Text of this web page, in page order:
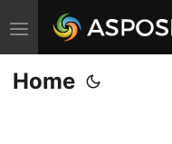
П
е
р
Home